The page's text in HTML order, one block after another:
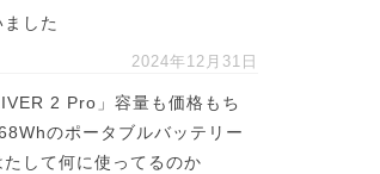
した
2024年12月31日
2 Pro」容量も価格もち
のポータブルバッテリー
たして何に使ってるのか